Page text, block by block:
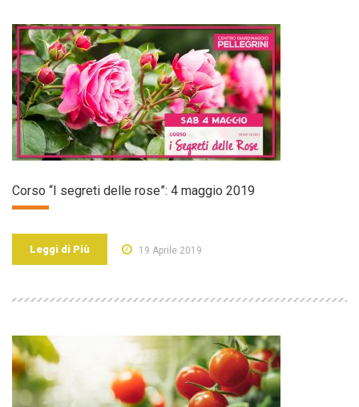
Corso “I segreti delle rose”: 4 maggio 2019
Leggi di Più 19 Aprile 2019